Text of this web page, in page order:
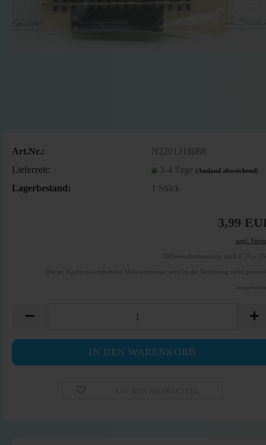
Art.Nr.:
N2201318088
Lieferzeit:
3-4 Tage (Ausland abweichend)
Lagerbestand: 1 Stück
3,99
zzgl.
Differenzbesteuerung nach § 25 a
Die im Kaufpreis enthaltene Mehrwertsteuer wird in der Rechnung nicht